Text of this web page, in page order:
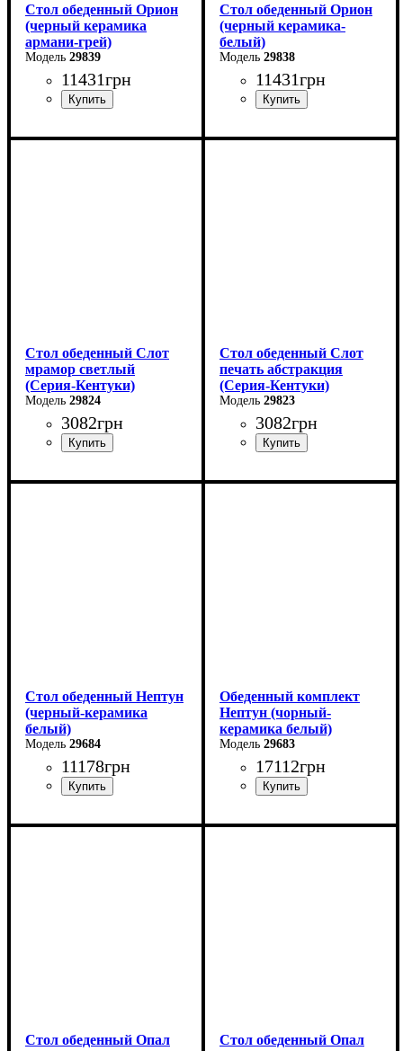
Стол обеденный Орион
(черный керамика
армани-грей)
29839
11431грн
Ширина: 100 (+50) см
Стол обеденный Орион
(черный керамика-
белый)
29838
11431грн
Ширина: 100 (+50) см
Стол обеденный Слот
мрамор светлый
(Серия-Кентуки)
29824
3082грн
Ширина: 90 см
Стол обеденный Слот
печать абстракция
(Серия-Кентуки)
29823
3082грн
Ширина: 90 см
Стол обеденный Нептун
(черный-керамика
белый)
29684
11178грн
Ширина: 110 см
Обеденный комплект
Нептун (чорный-
керамика белый)
29683
17112грн
Стол обеденный Опал
Стол обеденный Опал